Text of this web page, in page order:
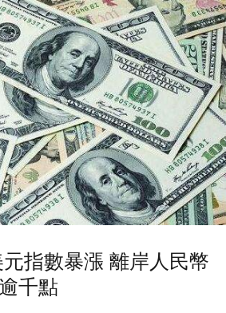
指數暴漲 離岸人民幣
千點